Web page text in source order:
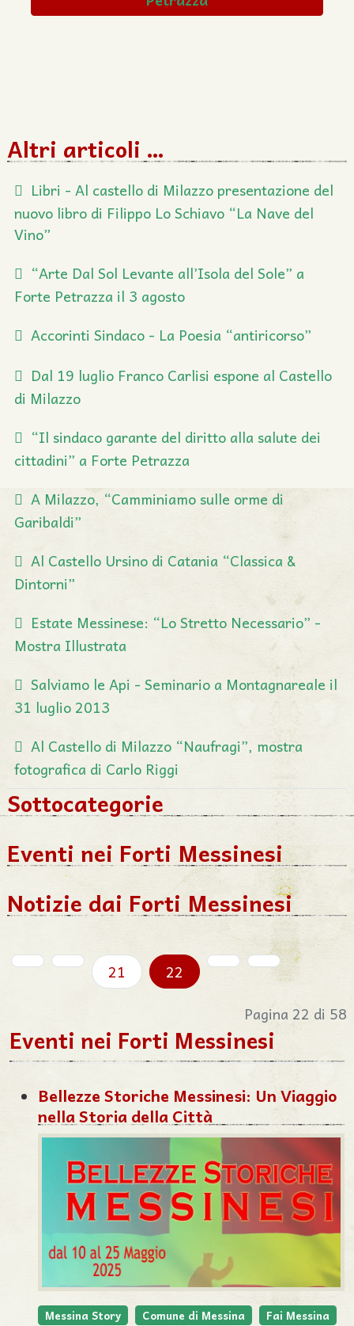
Altri articoli …
Libri - Al castello di Milazzo presentazione del
nuovo libro di Filippo Lo Schiavo “La Nave del
Vino”
“Arte Dal Sol Levante all’Isola del Sole” a
Forte Petrazza il 3 agosto
Accorinti Sindaco - La Poesia “antiricorso”
Dal 19 luglio Franco Carlisi espone al Castello
di Milazzo
“Il sindaco garante del diritto alla salute dei
cittadini” a Forte Petrazza
A Milazzo, “Camminiamo sulle orme di
Garibaldi”
Al Castello Ursino di Catania “Classica &
Dintorni”
Estate Messinese: “Lo Stretto Necessario” -
Mostra Illustrata
Salviamo le Api - Seminario a Montagnareale il
31 luglio 2013
Al Castello di Milazzo “Naufragi”, mostra
fotografica di Carlo Riggi
Sottocategorie
Eventi nei Forti Messinesi
Notizie dai Forti Messinesi
21
22
Pagina 22 di 58
Eventi nei Forti Messinesi
Bellezze Storiche Messinesi: Un Viaggio
nella Storia della Città
Messina Story Comune di Messina
Fai Messina